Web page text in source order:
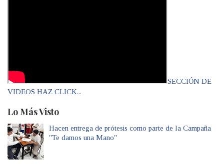
SECCIÓN DE
VIDEOS HAZ CLICK...
Lo Más Visto
Hacen entrega de prótesis como parte de la Campaña
"Te damos una Mano"